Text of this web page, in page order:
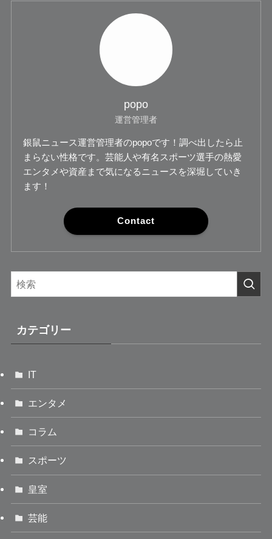
popo
運営管理者
銀鼠ニュース運営管理者のpopoです！調べ出したら止
まらない性格です。芸能人や有名スポーツ選手の熱愛
エンタメや資産まで気になるニュースを深堀していき
ます！
Contact
カテゴリー
IT
エンタメ
コラム
スポーツ
皇室
芸能